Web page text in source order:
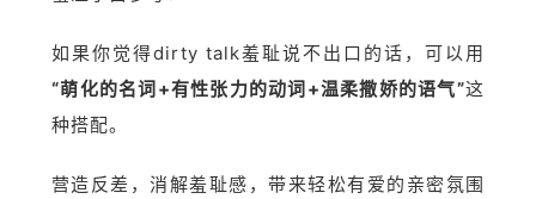
如果你觉得dirty talk羞耻说不出口的话，可以用
“萌化的名词+有性张力的动词+温柔撒娇的语气”这
种搭配。
营造反差，消解羞耻感，带来轻松有爱的亲密氛围